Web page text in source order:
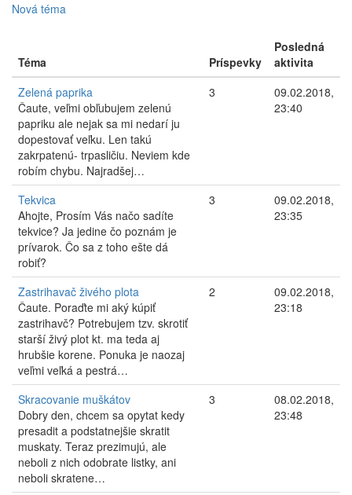
Nová téma
Téma Príspevky
Posledná
aktivita
Zelená paprika
Čaute, veľmi obľubujem zelenú
papriku ale nejak sa mi nedarí ju
dopestovať veľku. Len takú
zakrpatenú- trpasličiu. Neviem kde
robím chybu. Najradšej…
3
09.02.2018,
23:40
Tekvica
Ahojte, Prosím Vás načo sadíte
tekvice? Ja jedine čo poznám je
prívarok. Čo sa z toho ešte dá
robiť?
3
09.02.2018,
23:35
Zastrihavač živého plota
Čaute. Poraďte mi aký kúpiť
zastrihavč? Potrebujem tzv. skrotiť
starší živý plot kt. ma teda aj
hrubšie korene. Ponuka je naozaj
veľmi veľká a pestrá…
2
09.02.2018,
23:18
Skracovanie muškátov
Dobry den, chcem sa opytat kedy
presadit a podstatnejšie skratit
muskaty. Teraz prezimujú, ale
neboli z nich odobrate listky, ani
neboli skratene…
3
08.02.2018,
23:48